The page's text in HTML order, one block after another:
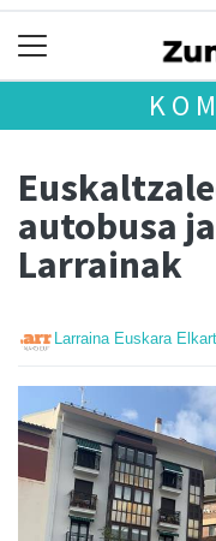
autobusa
Larrainak
Larraina Euskara